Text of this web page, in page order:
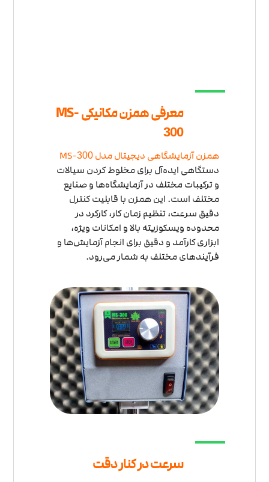
معرفی همزن مکانیکی MS-
300
همزن آزمایشگاهی دیجیتال مدل MS-300
دستگاهی ایده‌آل برای مخلوط کردن سیالات
و ترکیبات مختلف در آزمایشگاه‌ها و صنایع
مختلف است. این همزن با قابلیت کنترل
دقیق سرعت، تنظیم زمان کار، کارکرد در
محدوده ویسکوزیته بالا و امکانات ویژه،
ابزاری کارآمد و دقیق برای انجام آزمایش‌ها و
فرآیندهای مختلف به شمار می‌رود.
سرعت در کنار دقت